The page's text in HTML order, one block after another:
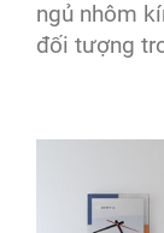
ngủ nhôm
đối tượng